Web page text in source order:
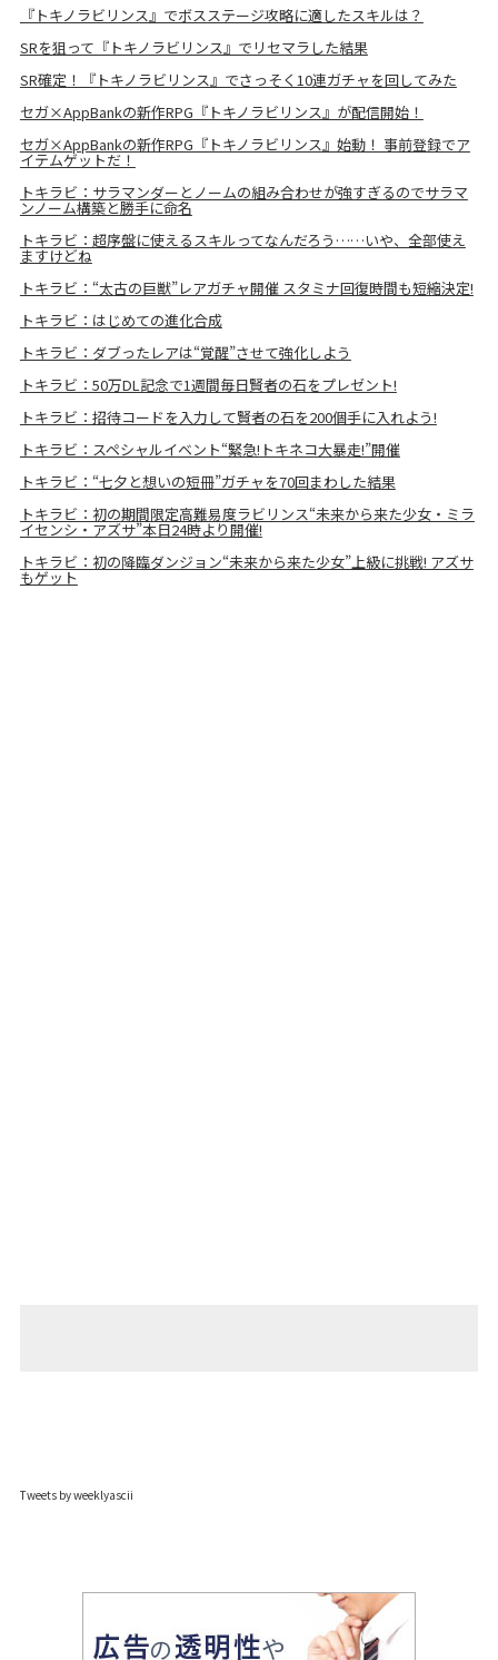
『トキノラビリンス』でボスステージ攻略に適したスキルは？
SRを狙って『トキノラビリンス』でリセマラした結果
SR確定！『トキノラビリンス』でさっそく10連ガチャを回してみた
セガ×AppBankの新作RPG『トキノラビリンス』が配信開始！
セガ×AppBankの新作RPG『トキノラビリンス』始動！ 事前登録でア
イテムゲットだ！
トキラビ：サラマンダーとノームの組み合わせが強すぎるのでサラマ
ンノーム構築と勝手に命名
トキラビ：超序盤に使えるスキルってなんだろう……いや、全部使え
ますけどね
トキラビ：“太古の巨獣”レアガチャ開催 スタミナ回復時間も短縮決定!
トキラビ：はじめての進化合成
トキラビ：ダブったレアは“覚醒”させて強化しよう
トキラビ：50万DL記念で1週間毎日賢者の石をプレゼント!
トキラビ：招待コードを入力して賢者の石を200個手に入れよう!
トキラビ：スペシャルイベント“緊急!トキネコ大暴走!”開催
トキラビ：“七夕と想いの短冊”ガチャを70回まわした結果
トキラビ：初の期間限定高難易度ラビリンス“未来から来た少女・ミラ
イセンシ・アズサ”本日24時より開催!
トキラビ：初の降臨ダンジョン“未来から来た少女”上級に挑戦! アズサ
もゲット
Tweets by weeklyascii